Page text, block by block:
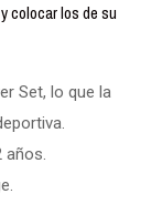
colocar los de su
Set, lo que la
años.